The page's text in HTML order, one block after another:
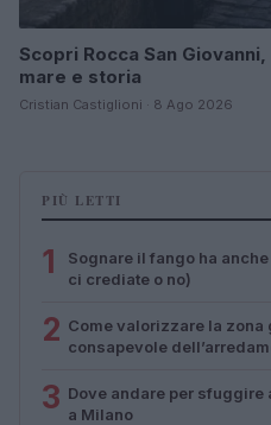
Scopri Rocca San
mare e storia
Cristian Castiglioni · 8 Ago 2026
PIÙ LETTI
1
Sognare il fango ha
ci crediate o no)
2 Come valorizzare la
consapevole
3 Dove andare per sfuggire
a Milano